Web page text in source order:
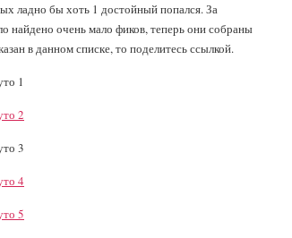
ладно бы хоть 1 достойный попался. За
найдено очень мало фиков, теперь они собраны
в данном списке, то поделитесь ссылкой.
1
2
3
4
5